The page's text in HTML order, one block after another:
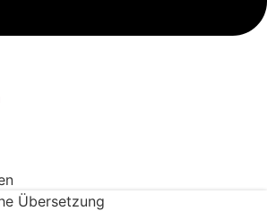
Übersetzung